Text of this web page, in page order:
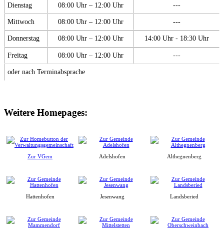
Dienstag 08:00 Uhr – 12:00 Uhr ---
Mittwoch 08:00 Uhr – 12:00 Uhr ---
Donnerstag 08:00 Uhr – 12:00 Uhr 14:00 Uhr - 18:30 Uhr
Freitag 08:00 Uhr – 12:00 Uhr ---
oder nach Terminabsprache
Weitere Homepages:
Zur VGem Adelshofen Althegnenberg
Hattenhofen Jesenwang Landsberied